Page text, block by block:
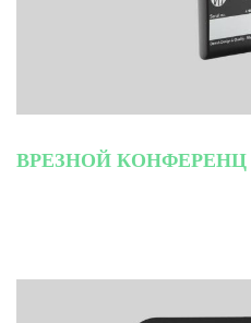
ВРЕЗНОЙ КОНФЕРЕНЦ